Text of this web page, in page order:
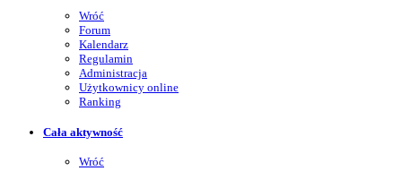
Wróć
Forum
Kalendarz
Regulamin
Administracja
Użytkownicy online
Ranking
Cała aktywność
Wróć